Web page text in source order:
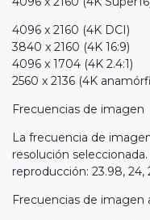
4096 x 2160 (4K DCI)
3840 x 2160 (4K 16:9)
4096 x 1704 (4K 2.4:1)
2560 x 2136 (4K
Frecuencias de imagen
La frecuencia de
resolución
reproducción: 23.98, 24,
Frecuencias de imagen